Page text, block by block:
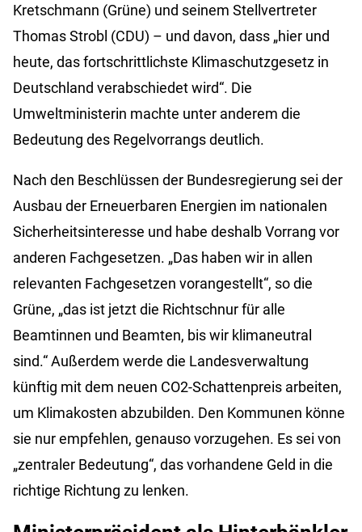
Kretschmann (Grüne) und seinem Stellvertreter
Thomas Strobl (CDU) – und davon, dass „hier und
heute, das fortschrittlichste Klimaschutzgesetz in
Deutschland verabschiedet wird“. Die
Umweltministerin machte unter anderem die
Bedeutung des Regelvorrangs deutlich.
Nach den Beschlüssen der Bundesregierung sei der
Ausbau der Erneuerbaren Energien im nationalen
Sicherheitsinteresse und habe deshalb Vorrang vor
anderen Fachgesetzen. „Das haben wir in allen
relevanten Fachgesetzen vorangestellt“, so die
Grüne, „das ist jetzt die Richtschnur für alle
Beamtinnen und Beamten, bis wir klimaneutral
sind.“ Außerdem werde die Landesverwaltung
künftig mit dem neuen CO2-Schattenpreis arbeiten,
um Klimakosten abzubilden. Den Kommunen könne
sie nur empfehlen, genauso vorzugehen. Es sei von
„zentraler Bedeutung“, das vorhandene Geld in die
richtige Richtung zu lenken.